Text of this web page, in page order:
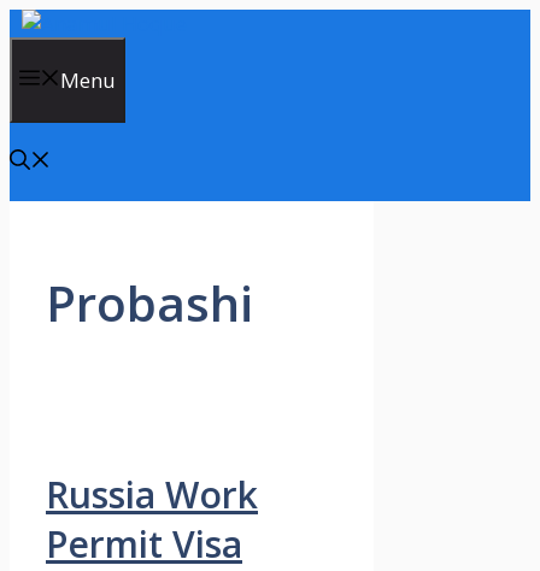
Skip
contentMenu
Probashi
Russia Work
Permit Visa